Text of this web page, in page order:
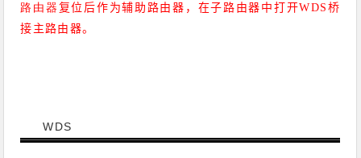
路由器 复位后作为辅助路由器，在子路由器中打开WDS 桥
接主路由器。
WDS